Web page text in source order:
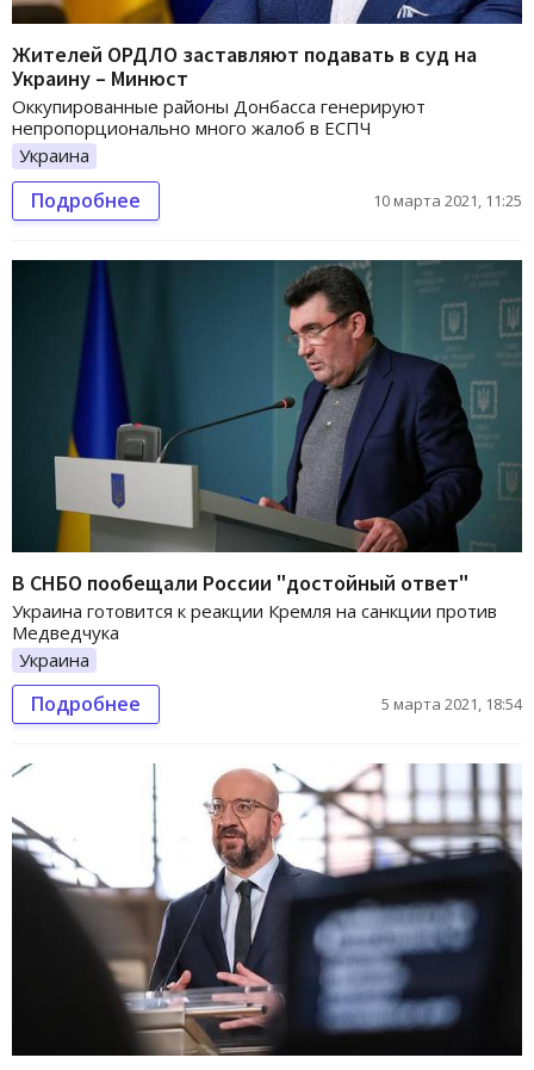
Жителей ОРДЛО заставляют подавать в суд на
Украину – Минюст
Оккупированные районы Донбасса генерируют
непропорционально много жалоб в ЕСПЧ
Украина
Подробнее 10 марта 2021, 11:25
В СНБО пообещали России "достойный ответ"
Украина готовится к реакции Кремля на санкции против
Медведчука
Украина
Подробнее 5 марта 2021, 18:54